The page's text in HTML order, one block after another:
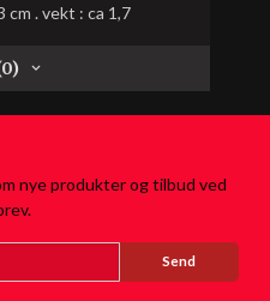
cm . vekt : ca 1,7
nye produkter og tilbud ved